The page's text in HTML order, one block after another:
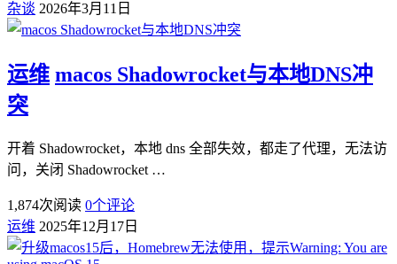
杂谈 2026年3月11日
运维 macos Shadowrocket与本地DNS冲
突
开着 Shadowrocket，本地 dns 全部失效，都走了代理，无法访
问，关闭 Shadowrocket …
1,874次阅读 0个评论
运维 2025年12月17日